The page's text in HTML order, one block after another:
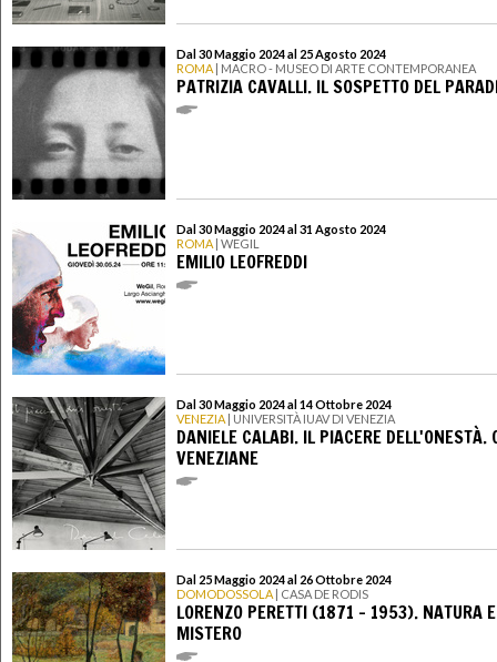
Dal 30 Maggio 2024 al 25 Agosto 2024
ROMA | MACRO - MUSEO DI ARTE CONTEMPORANEA
PATRIZIA CAVALLI. IL SOSPETTO DEL
Dal 30 Maggio 2024 al 31 Agosto 2024
ROMA | WEGIL
EMILIO LEOFREDDI
Dal 30 Maggio 2024 al 14 Ottobre 2024
VENEZIA | UNIVERSITÀ IUAV DI VENEZIA
DANIELE CALABI. IL PIACERE DELL'ONESTÀ.
VENEZIANE
Dal 25 Maggio 2024 al 26 Ottobre 2024
DOMODOSSOLA | CASA DE RODIS
LORENZO PERETTI (1871 – 1953). NATURA E
MISTERO